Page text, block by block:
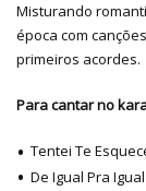
Misturando
época com
primeiros acordes.
Para cantar no
Tentei Te
De Igual Pra Igual